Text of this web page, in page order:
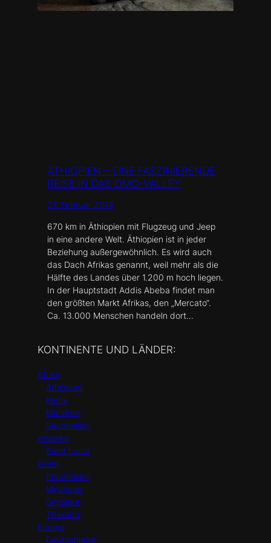
ÄTHIOPIEN – EINE FASZINIERENDE
REISE IN DAS OMO-VALLEY
27. Februar 2014
670 km in Äthiopien mit Flugzeug und Jeep
in eine andere Welt. Äthiopien ist in jeder
Beziehung außergewöhnlich. Es wird auch
das Dach Afrikas genannt, weil mehr als die
Hälfte des Landes über 1.200 m hoch liegen.
In der Hauptstadt Addis Abeba findet man
den größten Markt Afrikas, den „Mercato“.
Ca. 13.000 Menschen handeln dort…
KONTINENTE UND LÄNDER:
Afrika
Äthiopien
Kenia
Marokko
Seychellen
Amerika
Saint Lucia
Asien
Indonesien
Myanmar
Singapur
Thailand
Europa
Deutschland